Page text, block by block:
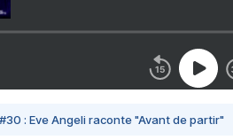
#30 : Eve Angeli raconte "Avant de partir"